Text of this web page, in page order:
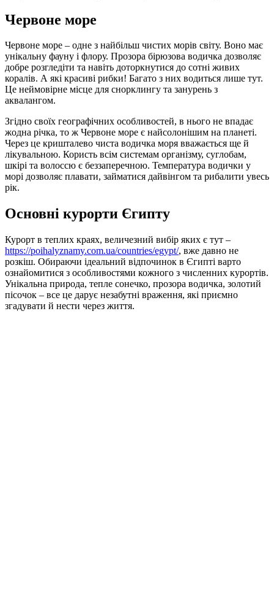
Червоне море
Червоне море – одне з найбільш чистих морів світу. Воно має
унікальну фауну і флору. Прозора бірюзова водичка дозволяє
добре розгледіти та навіть доторкнутися до сотні живих
коралів. А які красиві рибки! Багато з них водиться лише тут.
Це неймовірне місце для снорклингу та занурень з
аквалангом.
Згідно своїх географічних особливостей, в нього не впадає
жодна річка, то ж Червоне море є найсолонішим на планеті.
Через це кришталево чиста водичка моря вважається ще й
лікувальною. Користь всім системам організму, суглобам,
шкірі та волоссю є беззаперечною. Температура водички у
морі дозволяє плавати, займатися дайвінгом та рибалити увесь
рік.
Основні курорти Єгипту
Курорт в теплих краях, величезний вибір яких є тут –
https://poihalyznamy.com.ua/countries/egypt/, вже давно не
розкіш. Обираючи ідеальний відпочинок в Єгипті варто
ознайомитися з особливостями кожного з численних курортів.
Унікальна природа, тепле сонечко, прозора водичка, золотий
пісочок – все це дарує незабутні враження, які приємно
згадувати й нести через життя.